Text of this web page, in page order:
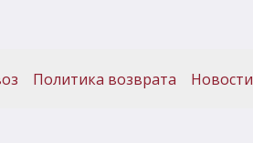
Политика возврата Новости